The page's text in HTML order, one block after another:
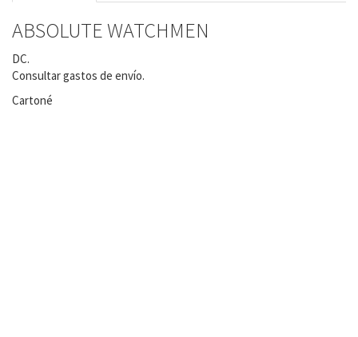
ABSOLUTE WATCHMEN
DC.
Consultar gastos de envío.
Cartoné